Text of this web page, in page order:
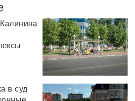
в суд